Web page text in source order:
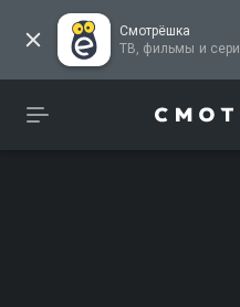
Смотрёшка
ТВ,